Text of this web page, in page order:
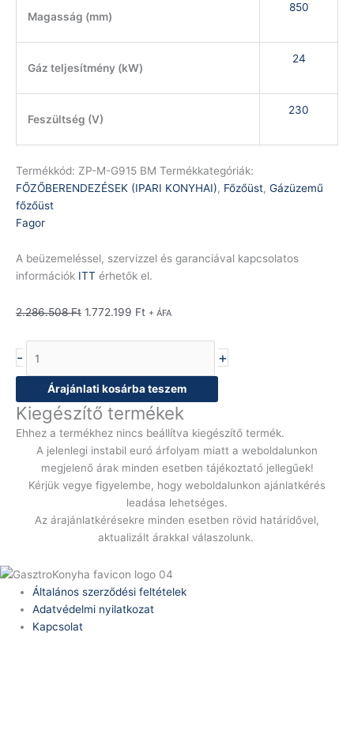
Magasság (mm)
850
Gáz teljesítmény (kW)
24
Feszültség (V)
230
Termékkód: ZP-M-G915 BM Termékkategóriák:
FŐZŐBERENDEZÉSEK (IPARI KONYHAI), Főzőüst, Gázüzemű
főzőüst
Fagor
A beüzemeléssel, szervizzel és garanciával kapcsolatos
információk ITT érhetők el.
2.286.508Ft 1.772.199 Ft + ÁFA
- +
Árajánlati kosárba teszem
Kiegészítő termékek
Ehhez a termékhez nincs beállítva kiegészítő termék.
A jelenlegi instabil euró árfolyam miatt a weboldalunkon
megjelenő árak minden esetben tájékoztató jellegűek!
Kérjük vegye figyelembe, hogy weboldalunkon ajánlatkérés
leadása lehetséges.
Az árajánlatkérésekre minden esetben rövid határidővel,
aktualizált árakkal válaszolunk.
Általános szerződési feltételek
Adatvédelmi nyilatkozat
Kapcsolat